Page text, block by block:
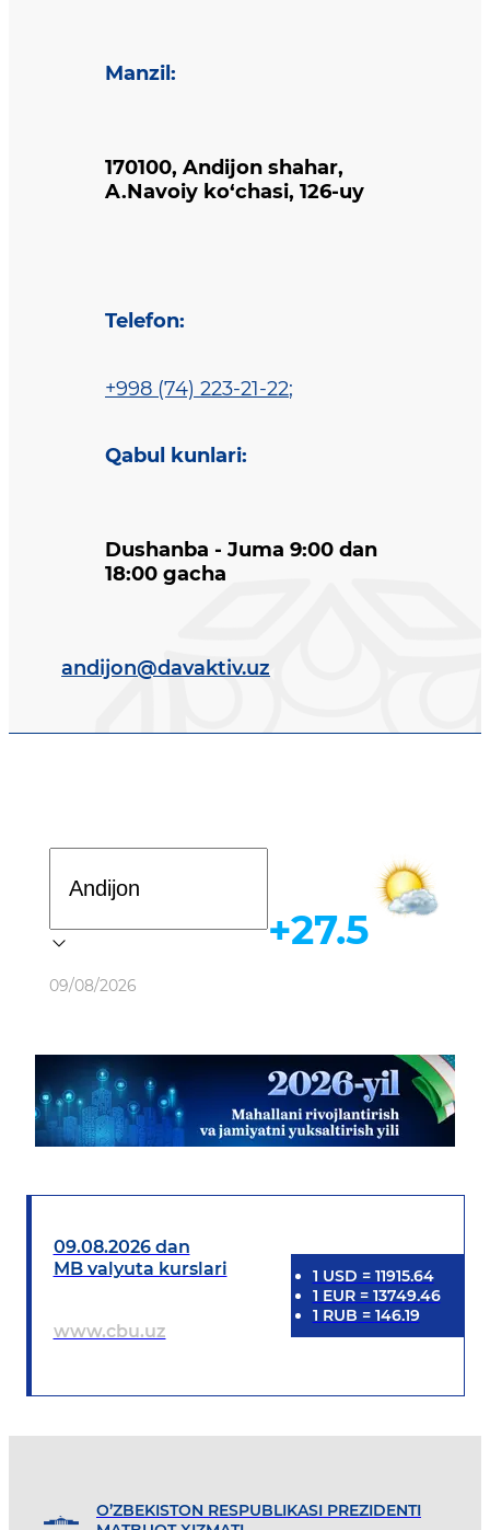
Manzil :
170100, Andijon shahar,
A.Navoiy ko‘chasi, 126-uy
Telefon:
+998 (74) 223-21-22;
Qabul kunlari:
Dushanba - Juma 9:00 dan
18:00 gacha
andijon@davaktiv.uz
Ob-havo
09/08/2026
+27.5
09.08.2026 dan
MB valyuta kurslari
www.cbu.uz
1 USD = 11915.64
1 EUR= 13749.46
1 RUB = 146.19
O’ZBEKISTON RESPUBLIKASI PREZIDENTI